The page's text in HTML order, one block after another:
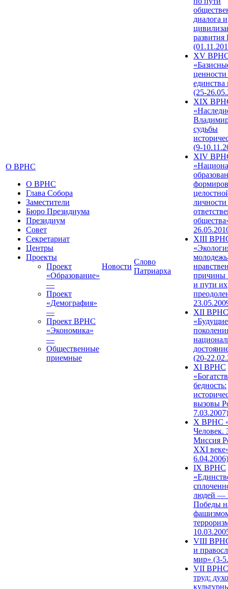
О ВРНС
О ВРНС
Глава Собора
Заместители
Бюро Президиума
Президиум
Совет
Секретариат
Центры
Проекты
Проект
«Образование»
—
Проект
«Демография»
—
Проект ВРНС
«Экономика»
—
Общественные
приемные
Новости
Слово
Патриарха
диалога и
развития
XV
единства
(25-
XIX
судьбы
(9-
XIV
XIII
причины
и пути их
XII ВРНС
«Будущие
(20-
XI ВРНС
бедность:
вызовы
7.03.2007)
X ВРНС
Человек.
Миссия
XXI
6.04.2006)
IX ВРНС
людей —
Победы
VIII
и
мир» (3-
VII ВРНС
труд: